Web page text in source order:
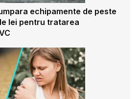
echipamente de peste
lei pentru tratarea